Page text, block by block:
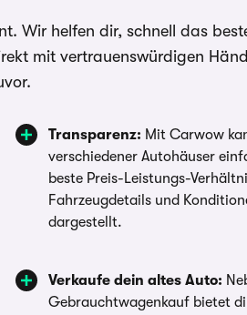
Wir helfen dir, schnell das
mit vertrauenswürdigen
Transparenz: Mit Carwow
verschiedener Autohäuser
beste Preis-Leistungs-
Fahrzeugdetails und
dargestellt.
Verkaufe dein altes Auto:
Gebrauchtwagenkauf bietet